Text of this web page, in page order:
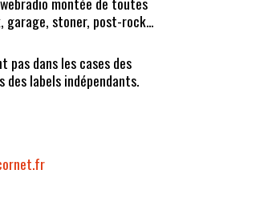
garage, stoner, post-rock...
dans les cases des
labels indépendants.